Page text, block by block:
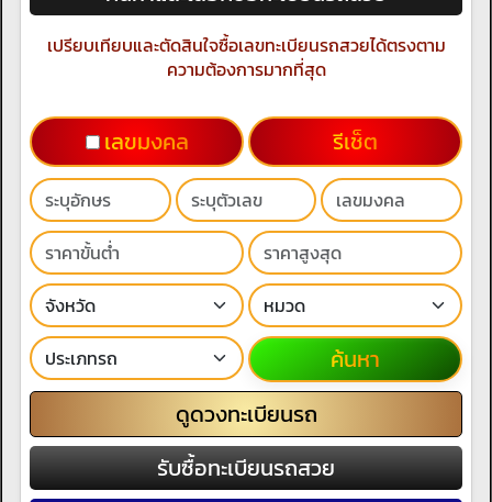
เปรียบเทียบและตัดสินใจซื้อเลขทะเบียนรถสวยได้ตรงตาม
ความต้องการมากที่สุด
เลขมงคล รีเช็ต
ค้นหา
ดูดวงทะเบียนรถ
รับซื้อทะเบียนรถสวย